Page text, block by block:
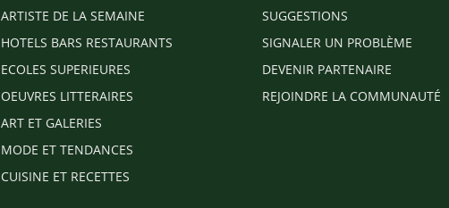
ARTISTE DE LA SEMAINE
HOTELS BARS RESTAURANTS
ECOLES SUPERIEURES
OEUVRES LITTERAIRES
ART ET GALERIES
MODE ET TENDANCES
CUISINE ET RECETTES
SUGGESTIONS
SIGNALER UN PROBLÈME
DEVENIR PARTENAIRE
REJOINDRE LA COMMUNAUTÉ